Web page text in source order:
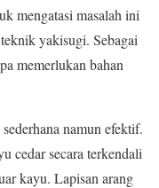
mengatasi masalah ini
yakisugi. Sebagai
memerlukan bahan
namun efektif.
cedar secara terkendali
kayu. Lapisan arang